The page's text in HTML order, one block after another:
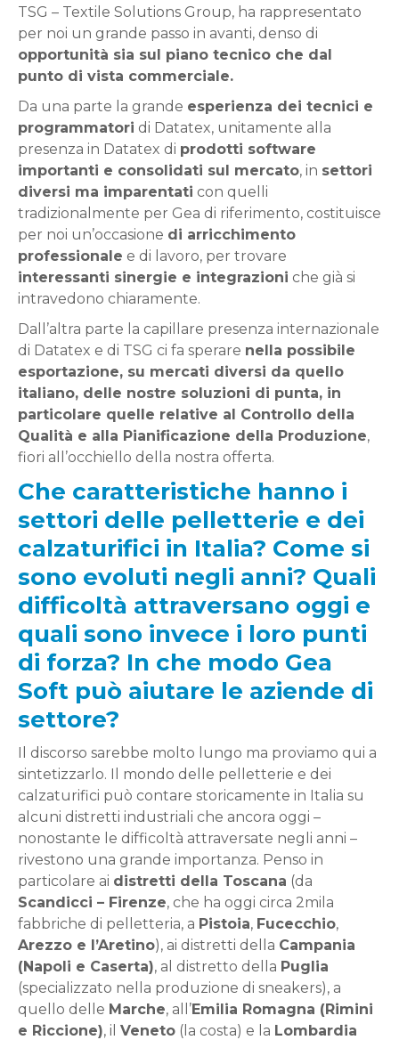
TSG – Textile Solutions Group, ha rappresentato
per noi un grande passo in avanti, denso di
opportunità sia sul piano tecnico che dal
punto di vista commerciale.
Da una parte la grande esperienza dei tecnici e
programmatori di Datatex, unitamente alla
presenza in Datatex di prodotti software
importanti e consolidati sul mercato, in settori
diversi ma imparentati con quelli
tradizionalmente per Gea di riferimento, costituisce
per noi un’occasione di arricchimento
professionale e di lavoro, per trovare
interessanti sinergie e integrazioni che già si
intravedono chiaramente.
Dall’altra parte la capillare presenza internazionale
di Datatex e di TSG ci fa sperare nella possibile
esportazione, su mercati diversi da quello
italiano, delle nostre soluzioni di punta, in
particolare quelle relative al Controllo della
Qualità e alla Pianificazione della Produzione,
fiori all’occhiello della nostra offerta.
Che caratteristiche hanno i
settori delle pelletterie e dei
calzaturifici in Italia? Come si
sono evoluti negli anni? Quali
difficoltà attraversano oggi e
quali sono invece i loro punti
di forza? In che modo Gea
Soft può aiutare le aziende di
settore?
Il discorso sarebbe molto lungo ma proviamo qui a
sintetizzarlo. Il mondo delle pelletterie e dei
calzaturifici può contare storicamente in Italia su
alcuni distretti industriali che ancora oggi –
nonostante le difficoltà attraversate negli anni –
rivestono una grande importanza. Penso in
particolare ai distretti della Toscana (da
Scandicci – Firenze, che ha oggi circa 2mila
fabbriche di pelletteria, a Pistoia, Fucecchio,
Arezzo e l’Aretino), ai distretti della Campania
(Napoli e Caserta), al distretto della Puglia
(specializzato nella produzione di sneakers), a
quello delle Marche, all’Emilia Romagna (Rimini
e Riccione), il Veneto (la costa) e la Lombardia